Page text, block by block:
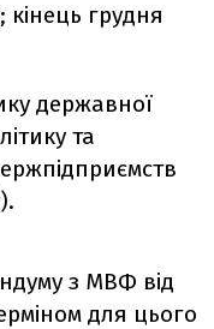
; кінець грудня
державної
та
з МВФ від
для цього